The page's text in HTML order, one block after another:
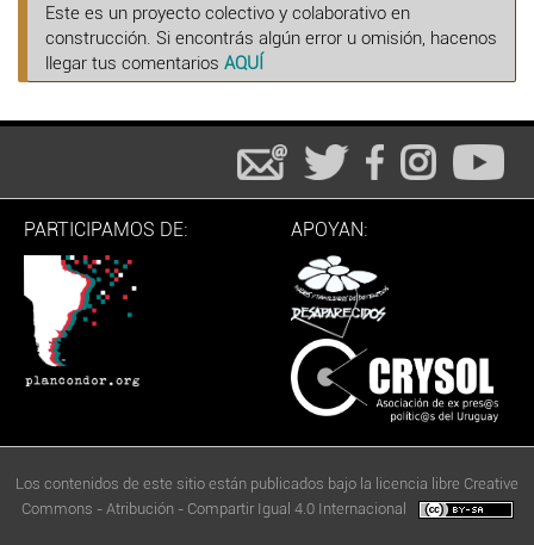
Este es un proyecto colectivo y colaborativo en
construcción. Si encontrás algún error u omisión, hacenos
llegar tus comentarios AQUÍ
PARTICIPAMOS DE: APOYAN:
Los contenidos de este sitio están publicados bajo la licencia libre Creative
Commons - Atribución - Compartir Igual 4.0 Internacional